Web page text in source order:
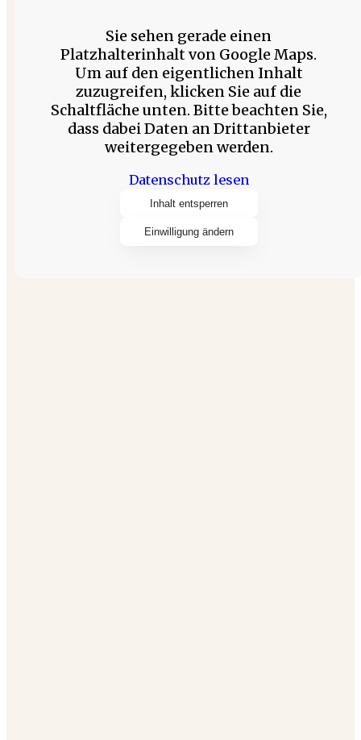
Sie sehen gerade einen
Platzhalterinhalt von Google Maps.
Um auf den eigentlichen Inhalt
zuzugreifen, klicken Sie auf die
Schaltfläche unten. Bitte beachten Sie,
dass dabei Daten an Drittanbieter
weitergegeben werden.
Datenschutz lesen
Inhalt entsperren
Einwilligung ändern